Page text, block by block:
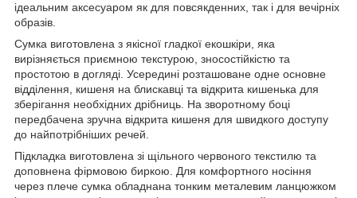
ідеальним аксесуаром як для повсякденних, так і для вечірніх
образів.
Сумка виготовлена з якісної гладкої екошкіри, яка
вирізняється приємною текстурою, зносостійкістю та
простотою в догляді. Усередині розташоване одне основне
відділення, кишеня на блискавці та відкрита кишенька для
зберігання необхідних дрібниць. На зворотному боці
передбачена зручна відкрита кишеня для швидкого доступу
до найпотрібніших речей.
Підкладка виготовлена зі щільного червоного текстилю та
доповнена фірмовою биркою. Для комфортного носіння
через плече сумка обладнана тонким металевим ланцюжком